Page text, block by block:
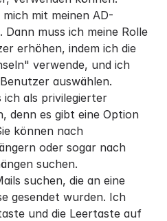
mit meinen AD-
Dann muss ich meine Rolle
erhöhen, indem ich die
verwende, und ich
auswählen.
als privilegierter
denn es gibt eine Option
können nach
oder sogar nach
suchen.
suchen, die an eine
gesendet wurden. Ich
und die Leertaste auf